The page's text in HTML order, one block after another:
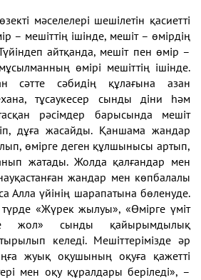
мәселелері шешілетін қасиетті
– мешіттің ішінде, мешіт – өмірдің
айтқанда, мешіт пен өмір –
өмірі мешіттің ішінде.
сәтте сәбидің құлағына азан
тұсаукесер сынды діни һәм
рәсімдер барысында мешіт
дұға жасайды. Қаншама жандар
өмірге деген құлшынысы артып,
жатады. Жолда қалғандар мен
жандар мен көпбалалы
Алла үйінің шарапатына бөленуде.
«Жүрек жылуы», «Өмірге үміт
жол» сынды қайырымдылық
келеді. Мешіттерімізде әр
жуық оқушының оқуға қажетті
мен оқу құралдары беріледі», –